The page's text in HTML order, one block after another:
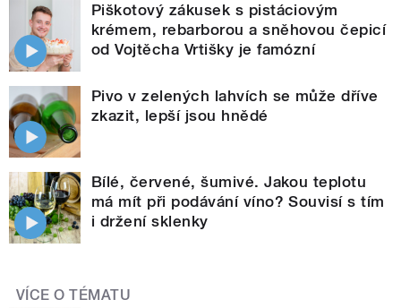
Piškotový zákusek s pistáciovým
krémem, rebarborou a sněhovou čepicí
od Vojtěcha Vrtišky je famózní
Pivo v zelených lahvích se může dříve
zkazit, lepší jsou hnědé
Bílé, červené, šumivé. Jakou teplotu
má mít při podávání víno? Souvisí s tím
i držení sklenky
VÍCE O TÉMATU